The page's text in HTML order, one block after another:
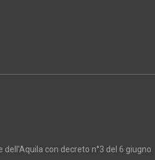
con decreto n°3 del 6 giugno